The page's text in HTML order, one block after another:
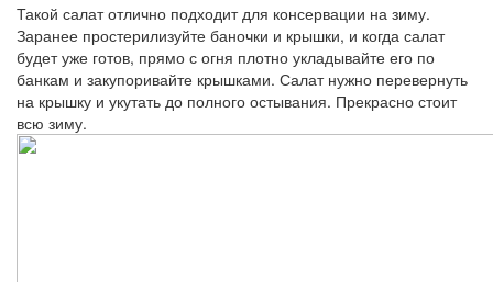
Такой салат отлично подходит для консервации на зиму.
Заранее простерилизуйте баночки и крышки, и когда салат
будет уже готов, прямо с огня плотно укладывайте его по
банкам и закупоривайте крышками. Салат нужно перевернуть
на крышку и укутать до полного остывания. Прекрасно стоит
всю зиму.